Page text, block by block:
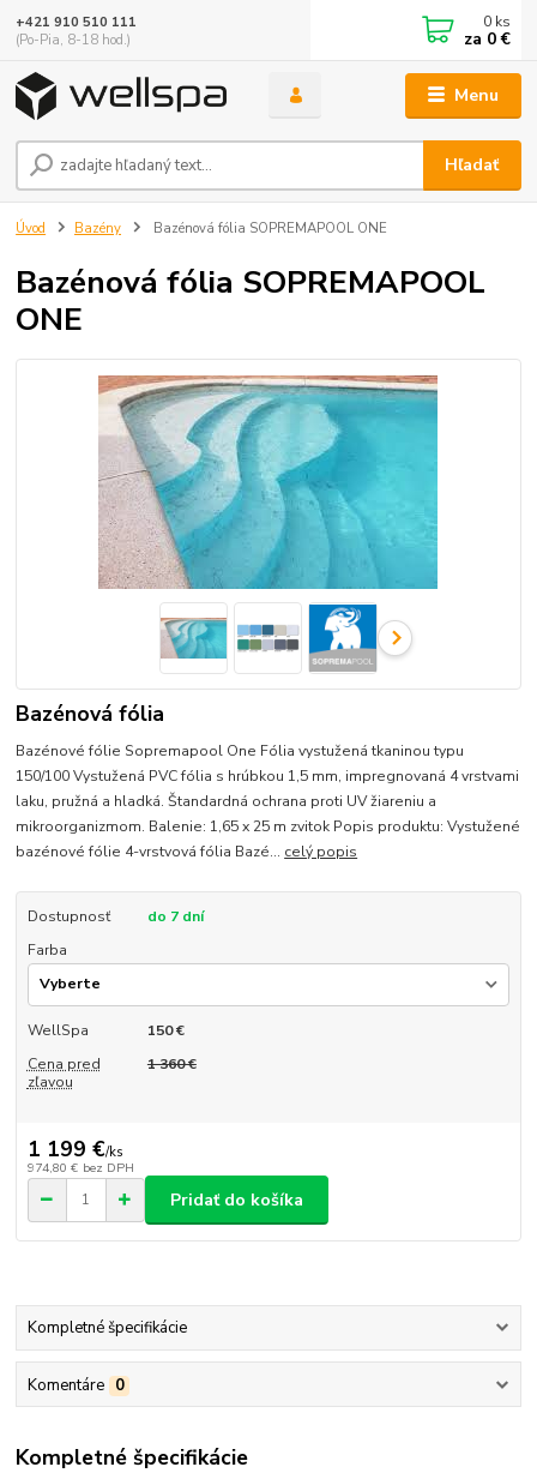
Menu
Hľadať
+421 910 510 111
(Po-Pia, 8-18 hod.)
0 ks
za 0 €
Úvod Bazény Bazénová fólia SOPREMAPOOL ONE
Bazénová fólia SOPREMAPOOL
ONE
Bazénová fólia
Bazénové fólie Sopremapool One Fólia vystužená tkaninou typu
150/100 Vystužená PVC fólia s hrúbkou 1,5 mm, impregnovaná 4 vrstvami
laku, pružná a hladká. Štandardná ochrana proti UV žiareniu a
mikroorganizmom. Balenie: 1,65 x 25 m zvitok Popis produktu: Vystužené
bazénové fólie 4-vrstvová fólia Bazé... celý popis
Dostupnosť
do 7 dní
Farba
WellSpa
150 €
Cena pred
zľavou
1 360 €
1 199 €/ks
974,80 € bez DPH
Pridať do košíka
Kompletné špecifikácie
Komentáre 0
Kompletné špecifikácie